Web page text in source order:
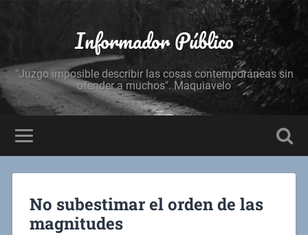
Informador Público
"Juzgo imposible describir las cosas contemporáneas sin
ofender a muchos". Maquiavelo
No subestimar el orden de las
magnitudes